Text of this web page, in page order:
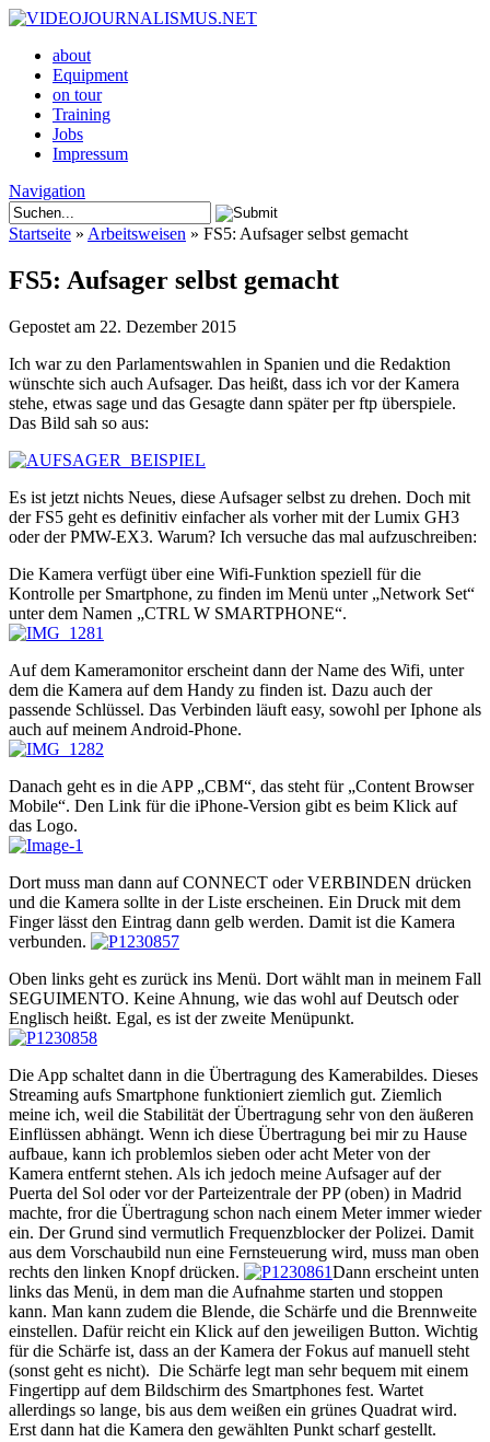
about
Equipment
on tour
Training
Jobs
Impressum
Navigation
Startseite » Arbeitsweisen » FS5: Aufsager selbst gemacht
FS5: Aufsager selbst gemacht
Gepostet am 22. Dezember 2015
Ich war zu den Parlamentswahlen in Spanien und die Redaktion
wünschte sich auch Aufsager. Das heißt, dass ich vor der Kamera
stehe, etwas sage und das Gesagte dann später per ftp überspiele.
Das Bild sah so aus:
Es ist jetzt nichts Neues, diese Aufsager selbst zu drehen. Doch mit
der FS5 geht es definitiv einfacher als vorher mit der Lumix GH3
oder der PMW-EX3. Warum? Ich versuche das mal aufzuschreiben:
Die Kamera verfügt über eine Wifi-Funktion speziell für die
Kontrolle per Smartphone, zu finden im Menü unter „Network Set“
unter dem Namen „CTRL W SMARTPHONE“.
Auf dem Kameramonitor erscheint dann der Name des Wifi, unter
dem die Kamera auf dem Handy zu finden ist. Dazu auch der
passende Schlüssel. Das Verbinden läuft easy, sowohl per Iphone als
auch auf meinem Android-Phone.
Danach geht es in die APP „CBM“, das steht für „Content Browser
Mobile“. Den Link für die iPhone-Version gibt es beim Klick auf
das Logo.
Dort muss man dann auf CONNECT oder VERBINDEN drücken
und die Kamera sollte in der Liste erscheinen. Ein Druck mit dem
Finger lässt den Eintrag dann gelb werden. Damit ist die Kamera
verbunden.
Oben links geht es zurück ins Menü. Dort wählt man in meinem Fall
SEGUIMENTO. Keine Ahnung, wie das wohl auf Deutsch oder
Englisch heißt. Egal, es ist der zweite Menüpunkt.
Die App schaltet dann in die Übertragung des Kamerabildes. Dieses
Streaming aufs Smartphone funktioniert ziemlich gut. Ziemlich
meine ich, weil die Stabilität der Übertragung sehr von den äußeren
Einflüssen abhängt. Wenn ich diese Übertragung bei mir zu Hause
aufbaue, kann ich problemlos sieben oder acht Meter von der
Kamera entfernt stehen. Als ich jedoch meine Aufsager auf der
Puerta del Sol oder vor der Parteizentrale der PP (oben) in Madrid
machte, fror die Übertragung schon nach einem Meter immer wieder
ein. Der Grund sind vermutlich Frequenzblocker der Polizei. Damit
aus dem Vorschaubild nun eine Fernsteuerung wird, muss man oben
rechts den linken Knopf drücken.
Dann erscheint unten
links das Menü, in dem man die Aufnahme starten und stoppen
kann. Man kann zudem die Blende, die Schärfe und die Brennweite
einstellen. Dafür reicht ein Klick auf den jeweiligen Button. Wichtig
für die Schärfe ist, dass an der Kamera der Fokus auf manuell steht
(sonst geht es nicht). Die Schärfe legt man sehr bequem mit einem
Fingertipp auf dem Bildschirm des Smartphones fest. Wartet
allerdings so lange, bis aus dem weißen ein grünes Quadrat wird.
Erst dann hat die Kamera den gewählten Punkt scharf gestellt.